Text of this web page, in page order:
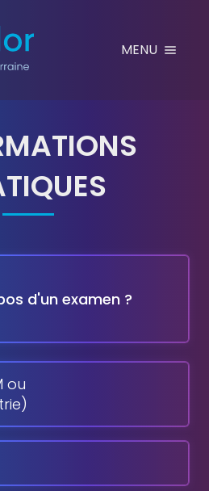
MENU
d'un examen ?
ou